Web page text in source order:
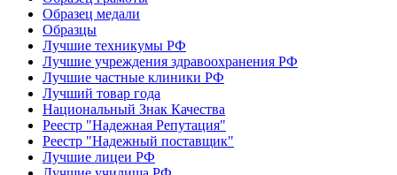
Образец медали
Образцы
Лучшие техникумы РФ
Лучшие учреждения здравоохранения РФ
Лучшие частные клиники РФ
Лучший товар года
Национальный Знак Качества
Реестр "Надежная Репутация"
Реестр "Надежный поставщик"
Лучшие лицеи РФ